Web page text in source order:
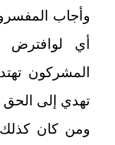
وأجاب
أي لوافترض
المشركون
تهدي إلى الحق
ومن كان كذلك